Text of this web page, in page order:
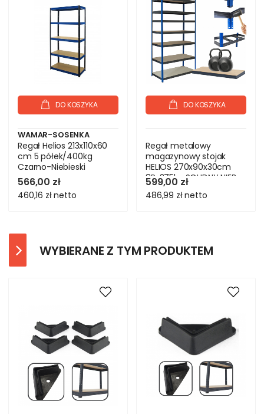
DO KOSZYKA
WAMAR-SOSENKA
Regał Helios 213x110x60
cm 5 półek/400kg
Czarno-Niebieski
566,00 zł
460,16 złnetto
DO KOSZYKA
Regał metalowy
magazynowy stojak
HELIOS 270x90x30cm
8Px275kg SOLIDNY NIEB
599,00 zł
486,99 złnetto
WYBIERANE Z TYM PRODUKTEM